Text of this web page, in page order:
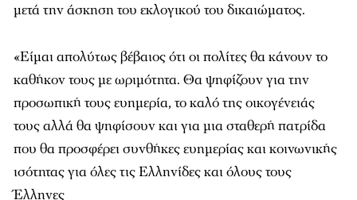
μετά την άσκηση του εκλογικού του δικαιώματος.
«Είμαι απολύτως βέβαιος ότι οι πολίτες θα κάνουν το
καθήκον τους με ωριμότητα. Θα ψηφίζουν για την
προσωπική τους ευημερία, το καλό της οικογένειάς
τους αλλά θα ψηφίσουν και για μια σταθερή πατρίδα
που θα προσφέρει συνθήκες ευημερίας και κοινωνικής
ισότητας για όλες τις Ελληνίδες και όλους τους
Έλληνες